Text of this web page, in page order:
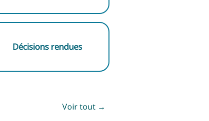
Décisions rendues
Voir tout →